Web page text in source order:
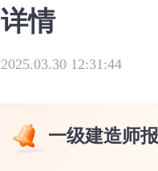
详情
2025.03.30 12:31:44
一级建造师